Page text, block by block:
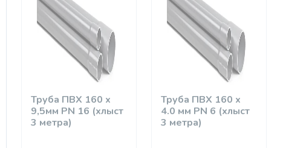
Труба ПВХ 160 х
9,5мм PN 16 (хлыст
3 метра)
Труба ПВХ 160 х
4.0 мм PN 6 (хлыст
3 метра)